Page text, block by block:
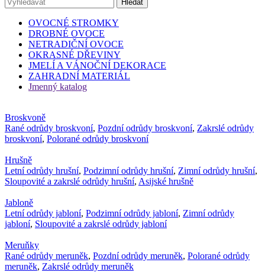
OVOCNÉ STROMKY
DROBNÉ OVOCE
NETRADIČNÍ OVOCE
OKRASNÉ DŘEVINY
JMELÍ A VÁNOČNÍ DEKORACE
ZAHRADNÍ MATERIÁL
Jmenný katalog
Broskvoně
Rané odrůdy broskvoní, Pozdní odrůdy broskvoní, Zakrslé odrůdy
broskvoní, Polorané odrůdy broskvoní
Hrušně
Letní odrůdy hrušní, Podzimní odrůdy hrušní, Zimní odrůdy hrušní,
Sloupovité a zakrslé odrůdy hrušní, Asijské hrušně
Jabloně
Letní odrůdy jabloní, Podzimní odrůdy jabloní, Zimní odrůdy
jabloní, Sloupovité a zakrslé odrůdy jabloní
Meruňky
Rané odrůdy meruněk, Pozdní odrůdy meruněk, Polorané odrůdy
meruněk, Zakrslé odrůdy meruněk